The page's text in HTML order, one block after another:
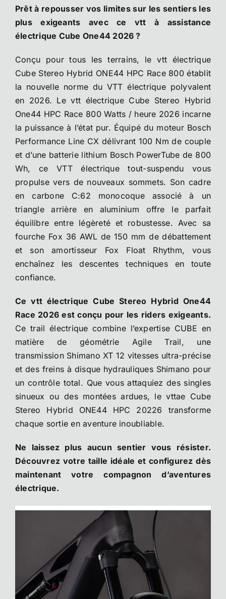
Prêt à repousser vos limites sur les sentiers les
plus exigeants avec ce vtt à assistance
électrique Cube One44 2026 ?
Conçu pour tous les terrains, le vtt électrique
Cube Stereo Hybrid ONE44 HPC Race 800 établit
la nouvelle norme du VTT électrique polyvalent
en 2026. Le vtt électrique Cube Stereo Hybrid
One44 HPC Race 800 Watts / heure 2026 incarne
la puissance à l’état pur. Équipé du moteur Bosch
Performance Line CX délivrant 100 Nm de couple
et d’une batterie lithium Bosch PowerTube de 800
Wh, ce VTT électrique tout-suspendu vous
propulse vers de nouveaux sommets. Son cadre
en carbone C:62 monocoque associé à un
triangle arrière en aluminium offre le parfait
équilibre entre légèreté et robustesse. Avec sa
fourche Fox 36 AWL de 150 mm de débattement
et son amortisseur Fox Float Rhythm, vous
enchaînez les descentes techniques en toute
confiance.
Ce vtt électrique Cube Stereo Hybrid One44
Race 2026 est conçu pour les riders exigeants.
Ce trail électrique combine l’expertise CUBE en
matière de géométrie Agile Trail, une
transmission Shimano XT 12 vitesses ultra-précise
et des freins à disque hydrauliques Shimano pour
un contrôle total. Que vous attaquiez des singles
sinueux ou des montées ardues, le vttae Cube
Stereo Hybrid ONE44 HPC 20226 transforme
chaque sortie en aventure inoubliable.
Ne laissez plus aucun sentier vous résister.
Découvrez votre taille idéale et configurez dès
maintenant votre compagnon d’aventures
électrique.